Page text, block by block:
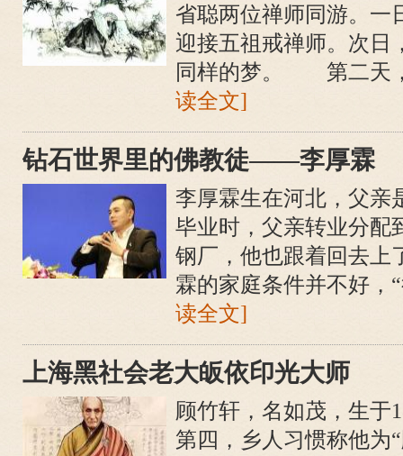
省聪两位禅师同游。一
迎接五祖戒禅师。次日
同样的梦。 第二天
读全文]
钻石世界里的佛教徒——李厚霖
李厚霖生在河北，父亲
毕业时，父亲转业分配
钢厂，他也跟着回去上
霖的家庭条件并不好，
读全文]
上海黑社会老大皈依印光大师
顾竹轩，名如茂，生于
第四，乡人习惯称他为